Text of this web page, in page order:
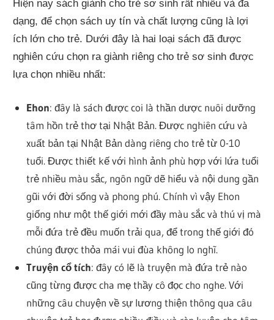
Hiện nay sách giành cho trẻ sơ sinh rất nhiều và đa
dạng, để chọn sách uy tín và chất lượng cũng là lợi
ích lớn cho trẻ. Dưới đây là hai loại sách đã được
nghiên cứu chọn ra giành riêng cho trẻ sơ sinh được
lựa chọn nhiều nhất:
Ehon: đây là sách được coi là thần dược nuôi dưỡng
tâm hồn trẻ thơ tại Nhật Bản. Được nghiên cứu và
xuất bản tại Nhật Bản dàng riêng cho trẻ từ 0-10
tuổi. Được thiết kế với hình ảnh phù hợp với lứa tuổi
trẻ nhiều màu sắc, ngôn ngữ dẽ hiểu và nội dung gần
gũi với đời sống và phong phú. Chính vì vậy Ehon
giống như một thế giới mới đầy màu sắc và thú vị mà
mỗi đứa trẻ đều muốn trải qua, để trong thế giới đó
chúng được thỏa mái vui đùa không lo nghĩ.
Truyện cổ tích: đây có lẽ là truyện mà đứa trẻ nào
cũng từng được cha mẹ thầy cô đọc cho nghe. Với
những câu chuyện về sự lương thiện thông qua câu